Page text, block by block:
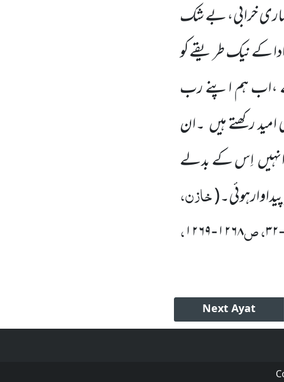
خرابی، بے شک
کے نیک طریقے کو
،اب ہم اپنے رب
رکھتے ہیں ۔ان
اِس کے بدلے
(خازن،
-۳۲، ص۱۲۶۸-۱۲۶۹،
Next Ayat